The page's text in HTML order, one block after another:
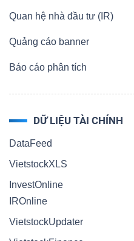
Quan hệ nhà đầu tư (IR)
Quảng cáo banner
Báo cáo phân tích
DỮ LIỆU TÀI CHÍNH
DataFeed
VietstockXLS
InvestOnline
IROnline
VietstockUpdater